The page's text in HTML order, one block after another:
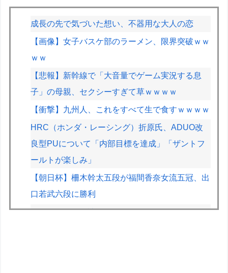
成長の先で気づいた想い、不器用な大人の恋
【画像】女子バスケ部のラーメン、限界突破ｗｗ
ｗｗ
【悲報】新幹線で「大音量でゲーム実況する息
子」の母親、セクシーすぎて草ｗｗｗｗ
【衝撃】九州人、これをすべて生で食すｗｗｗｗ
HRC（ホンダ・レーシング）折原氏、ADUO改
良型PUについて「内部目標を達成」「ザントフ
ールトが楽しみ」
【朝日杯】柵木幹太五段が福間香奈女流五冠、出
口若武六段に勝利
おまいら！ｽﾚﾀｲ読んだか？自慢ｽﾚじゃないんだ